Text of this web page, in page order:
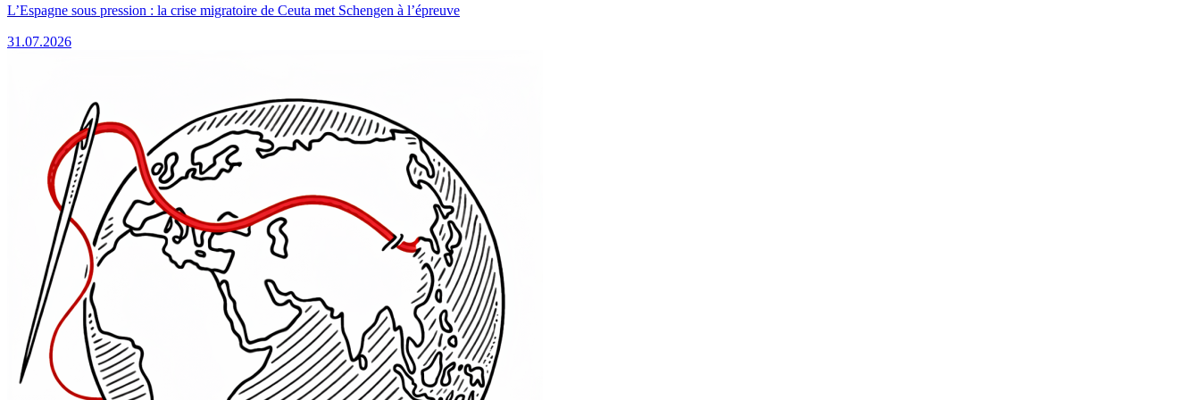
L’Espagne sous pression : la crise migratoire de Ceuta met Schengen à l’épreuve
31.07.2026